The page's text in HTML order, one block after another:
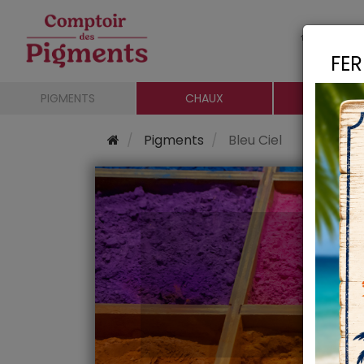
PIGMENTS CHAUX
Pigments Bleu Ciel